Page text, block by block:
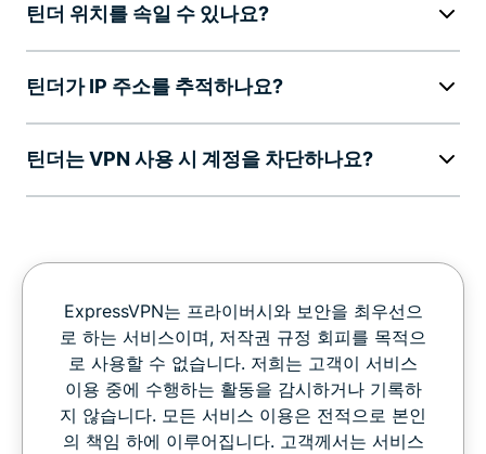
틴더 위치를 속일 수 있나요?
틴더가 IP 주소를 추적하나요?
틴더는 VPN 사용 시 계정을 차단하나요?
ExpressVPN는 프라이버시와 보안을 최우선으
로 하는 서비스이며, 저작권 규정 회피를 목적으
로 사용할 수 없습니다. 저희는 고객이 서비스
이용 중에 수행하는 활동을 감시하거나 기록하
지 않습니다. 모든 서비스 이용은 전적으로 본인
의 책임 하에 이루어집니다. 고객께서는 서비스